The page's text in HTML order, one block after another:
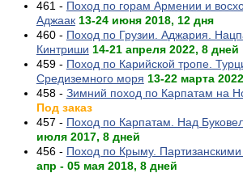
461 - Поход по горам Армении и
Аджаак 13-24 июня 2018, 12 дня
460 - Поход по Грузии. Аджария.
Кинтриши 14-21 апреля 2022, 8 дней
459 - Поход по Карийской тропе.
Средиземного моря 13-22 марта
458 - Зимний поход по Карпатам на
Под заказ
457 - Поход по Карпатам. Над
июля 2017, 8 дней
456 - Поход по Крыму.
апр - 05 мая 2018, 8 дней